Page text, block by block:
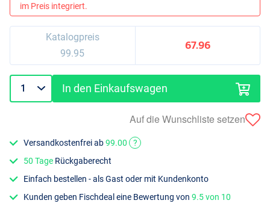
im Preis integriert.
Katalogpreis
99.95
67.96
In den Einkaufswagen
Auf die Wunschliste setzen
Versandkostenfrei ab99.00
?
50 Tage Rückgaberecht
Einfach bestellen - als Gast oder mit Kundenkonto
Kunden geben Fischdeal eine Bewertung von9.5 von 10